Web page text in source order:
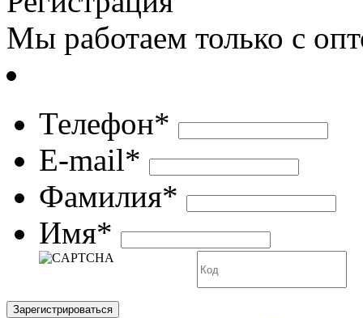
Мы работаем только с
Телефон*
E-mail*
Фамилия*
Имя*